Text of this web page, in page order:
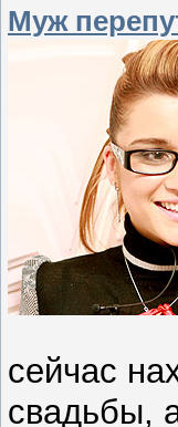
Муж
сейчас
свадьбы,